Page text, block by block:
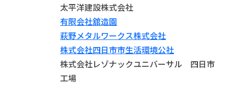
太平洋建設株式会社
有限会社舘造園
萩野メタルワークス株式会社
株式会社四日市市生活環境公社
株式会社レゾナックユニバーサル 四日市
工場